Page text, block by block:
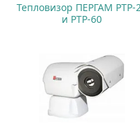
Тепловизор ПЕРГАМ РТР-
и РТР-60